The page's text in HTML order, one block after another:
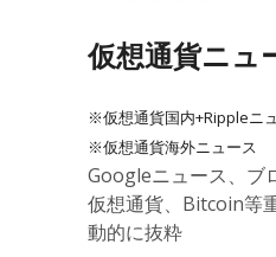
仮想通貨ニュ
※仮想通貨国内+Rippleニ
※仮想通貨海外ニュース
Googleニュース、ブ
仮想通貨、Bitcoin等
動的に抜粋